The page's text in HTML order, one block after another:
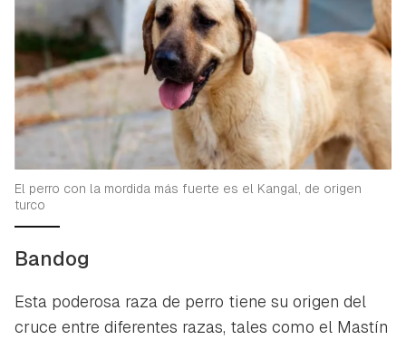
El perro con la mordida más fuerte es el Kangal, de origen
turco
Bandog
Esta poderosa raza de perro tiene su origen del
cruce entre diferentes razas, tales como el Mastín